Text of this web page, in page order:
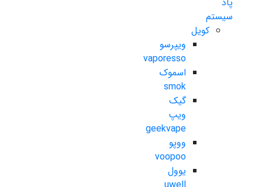
سیستم
کویل
ویپرسو
vaporesso
اسموک
smok
گیک
ویپ
geekvape
ووپو
voopoo
یوول